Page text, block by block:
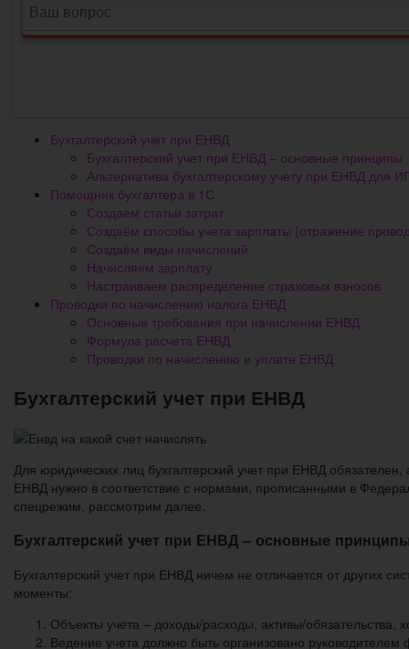
Бухгалтерский учет при ЕНВД
Бухгалтерский учет при ЕНВД – основные принципы
Альтернатива бухгалтерскому учету при ЕНВД для
Помощник бухгалтера в 1С
Создаём статьи затрат
Создаём способы учета зарплаты (отражение
Создаём виды начислений
Начисляем зарплату
Настраиваем распределение страховых взносов
Проводки по начислению налога ЕНВД
Основные требования при начислении ЕНВД
Формула расчета ЕНВД
Проводки по начислению и уплате ЕНВД
Бухгалтерский учет при ЕНВД
Для юридических лиц бухгалтерский учет при ЕНВД
ЕНВД нужно в соответствие с нормами, прописанными в
спецрежим, рассмотрим далее.
Бухгалтерский учет при ЕНВД – основные
Бухгалтерский учет при ЕНВД ничем не отличается от других
моменты:
Объекты учета – доходы/расходы, активы/
Ведение учета должно быть организовано